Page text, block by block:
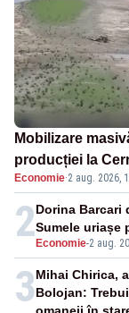
Mobilizare
producției la
va devia apa
Economie·2 aug. 2026,
2 Economie-2 aug.
Dorina Barcari
Sumele uriașe
3Mihai Chirica,
Bolojan: